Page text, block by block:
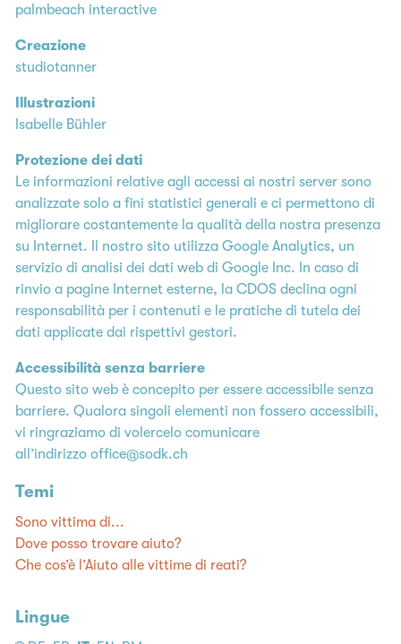
palmbeach interactive
Creazione
studiotanner
Illustrazioni
Isabelle Bühler
Protezione dei dati
Le informazioni relative agli accessi ai nostri server sono
analizzate solo a fini statistici generali e ci permettono di
migliorare costantemente la qualità della nostra presenza
su Internet. Il nostro sito utilizza Google Analytics, un
servizio di analisi dei dati web di Google Inc. In caso di
rinvio a pagine Internet esterne, la CDOS declina ogni
responsabilità per i contenuti e le pratiche di tutela dei
dati applicate dai rispettivi gestori.
Accessibilità senza barriere
Questo sito web è concepito per essere accessibile senza
barriere. Qualora singoli elementi non fossero accessibili,
vi ringraziamo di volercelo comunicare
all’indirizzooffice@sodk.ch
Temi
Sono vittima di...
Dove posso trovare aiuto?
Che cos’è l’Aiuto alle vittime di reati?
Lingue